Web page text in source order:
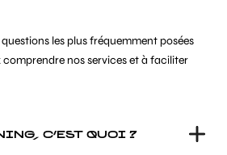
les plus fréquemment posées
nos services et à faciliter
C’EST QUOI ?